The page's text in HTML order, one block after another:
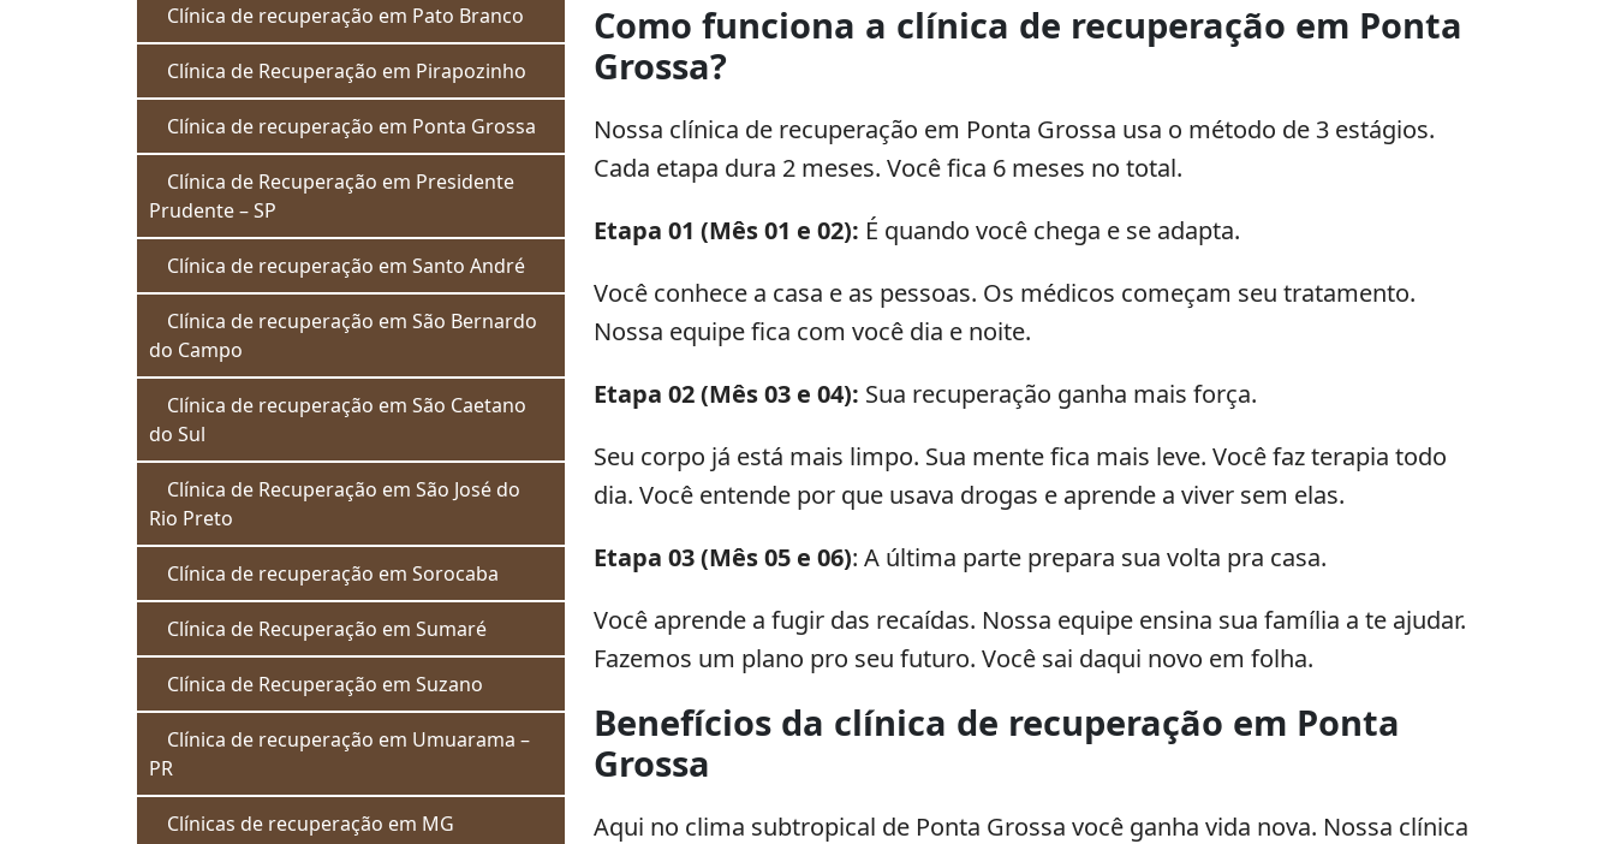
Clínica de recuperação em Pato Branco
Clínica de Recuperação em Pirapozinho
Clínica de recuperação em Ponta Grossa
Clínica de Recuperação em Presidente
Prudente – SP
Clínica de recuperação em Santo André
Clínica de recuperação em São Bernardo
do Campo
Clínica de recuperação em São Caetano
do Sul
Clínica de Recuperação em São José do
Rio Preto
Clínica de recuperação em Sorocaba
Clínica de Recuperação em Sumaré
Clínica de Recuperação em Suzano
Clínica de recuperação em Umuarama –
PR
Clínicas de recuperação em MG
Como funciona a clínica de recuperação em Ponta
Grossa?
Nossa clínica de recuperação em Ponta Grossa usa o método de 3 estágios.
Cada etapa dura 2 meses. Você fica 6 meses no total.
Etapa 01 (Mês 01 e 02): É quando você chega e se adapta.
Você conhece a casa e as pessoas. Os médicos começam seu tratamento.
Nossa equipe fica com você dia e noite.
Etapa 02 (Mês 03 e 04): Sua recuperação ganha mais força.
Seu corpo já está mais limpo. Sua mente fica mais leve. Você faz terapia todo
dia. Você entende por que usava drogas e aprende a viver sem elas.
Etapa 03 (Mês 05 e 06): A última parte prepara sua volta pra casa.
Você aprende a fugir das recaídas. Nossa equipe ensina sua família a te ajudar.
Fazemos um plano pro seu futuro. Você sai daqui novo em folha.
Benefícios da clínica de recuperação em Ponta
Grossa
Aqui no clima subtropical de Ponta Grossa você ganha vida nova. Nossa clínica